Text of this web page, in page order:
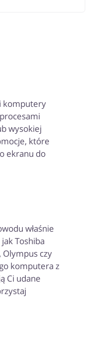
komputery
wysokiej
które
ekranu do
właśnie
Toshiba
Olympus czy
komputera z
Ci udane